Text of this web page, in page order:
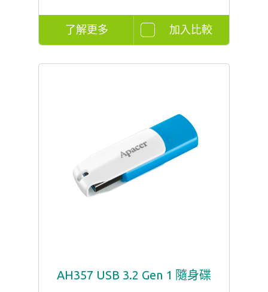
了解更多 加入比較
AH357 USB 3.2 Gen 1 隨身碟